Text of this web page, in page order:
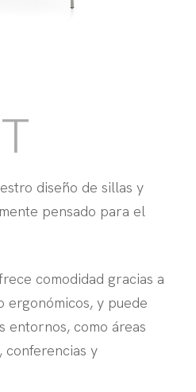
diseño de sillas y
pensado para el
comodidad gracias a
ergonómicos, y puede
entornos, como áreas
conferencias y